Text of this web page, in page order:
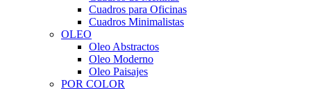
Cuadros para Oficinas
Cuadros Minimalistas
OLEO
Oleo Abstractos
Oleo Moderno
Oleo Paisajes
POR COLOR